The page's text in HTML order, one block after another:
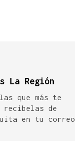
La Región
que más te
recíbelas de
en tu correo